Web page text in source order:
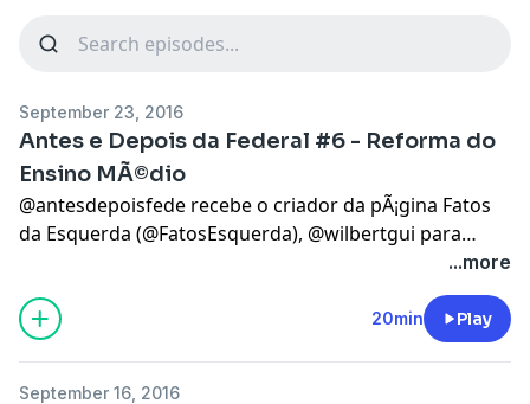
September 23, 2016
Antes e Depois da Federal #6 - Reforma do
Ensino MÃ©dio
@antesdepoisfede recebe o criador da pÃ¡gina Fatos
da Esquerda (@FatosEsquerda), @wilbertgui para
...more
20min Play
September 16, 2016